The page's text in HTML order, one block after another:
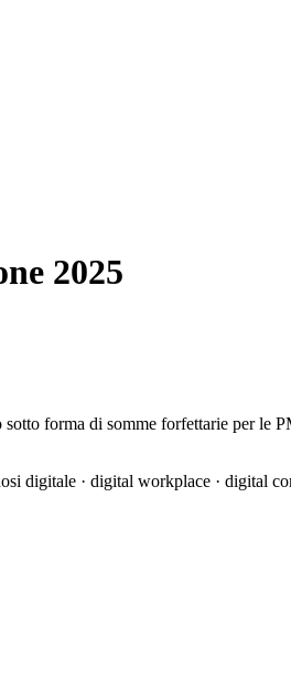
2025
forma di somme forfettarie per le
digitale · digital workplace · digital